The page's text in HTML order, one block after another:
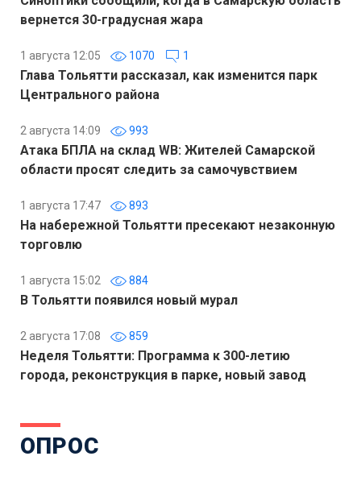
вернется 30-градусная жара
1 августа 12:05 1070 1
Глава Тольятти рассказал, как изменится парк
Центрального района
2 августа 14:09 993
Атака БПЛА на склад WB: Жителей Самарской
области просят следить за самочувствием
1 августа 17:47 893
На набережной Тольятти пресекают незаконную
торговлю
1 августа 15:02 884
В Тольятти появился новый мурал
2 августа 17:08 859
Неделя Тольятти: Программа к 300-летию
города, реконструкция в парке, новый завод
ОПРОС